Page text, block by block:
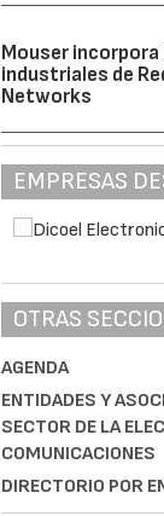
Mouser
industriales de
Networks
EMPRESAS
OTRAS
AGENDA
ENTIDADES Y
SECTOR DE LA
COMUNICACIONES
DIRECTORIO POR